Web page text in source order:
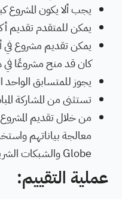
يجب ألا يكون المشروع
يمكن للمتقدم تقديم
يمكن تقديم مشروع في
كان قد منح مشروعًا
يجوز للمتسابق
تستثنى من المشاركة
من خلال تقديم
Globe والشبكات الشريكة لها.
عملية التقييم: